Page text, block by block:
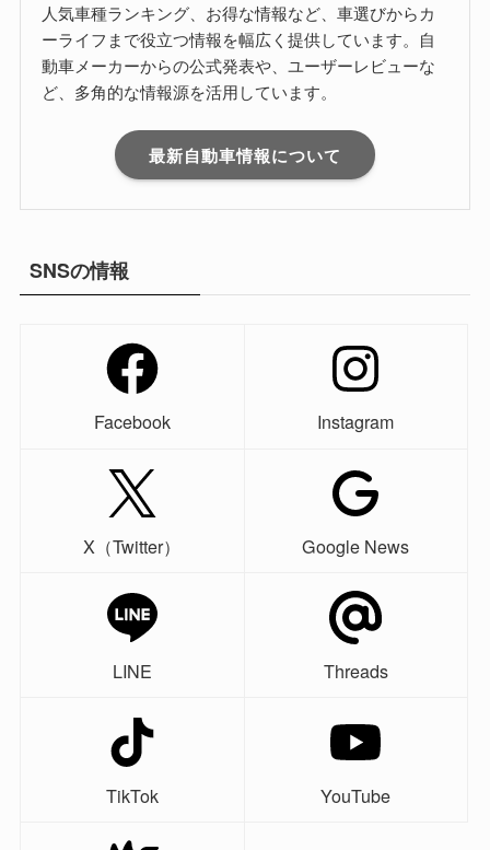
人気車種ランキング、お得な情報など、車選びからカ
ーライフまで役立つ情報を幅広く提供しています。自
動車メーカーからの公式発表や、ユーザーレビューな
ど、多角的な情報源を活用しています。
最新自動車情報について
SNSの情報
Facebook Instagram
X（Twitter） Google News
LINE Threads
TikTok YouTube